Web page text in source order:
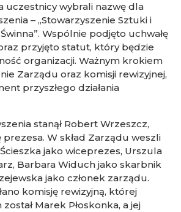
uczestnicy wybrali nazwę dla
– „Stowarzyszenie Sztuki i
Wspólnie podjęto uchwałę
przyjęto statut, który będzie
organizacji. Ważnym krokiem
Zarządu oraz komisji rewizyjnej,
przyszłego działania
stanął Robert Wrzeszcz,
prezesa. W skład Zarządu weszli
jako wiceprezes, Urszula
Barbara Widuch jako skarbnik
jako członek zarządu.
komisję rewizyjną, której
Marek Płoskonka, a jej